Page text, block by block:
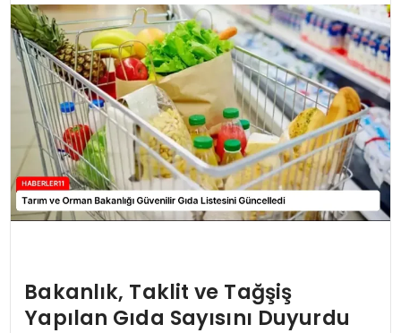
Bakanlık, Taklit ve Tağşiş
Yapılan Gıda Sayısını Duyurdu